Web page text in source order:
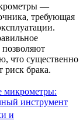
—
требующая
позволяют
что существенно
риск брака.
микрометры:
инструмент
и